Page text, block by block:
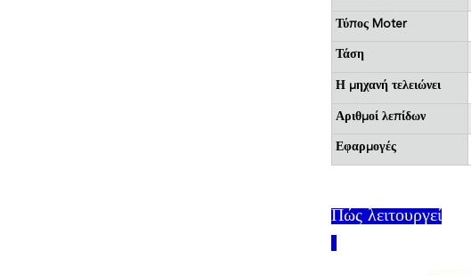
Τύπος Moter
Τάση
Η μηχανή τελειώνει
Αριθμοί λεπίδων
Εφαρμογές
Πώς λειτουργεί